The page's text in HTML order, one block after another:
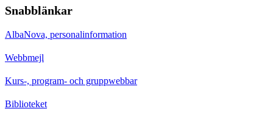
Snabblänkar
AlbaNova, personalinformation
Webbmejl
Kurs-, program- och gruppwebbar
Biblioteket